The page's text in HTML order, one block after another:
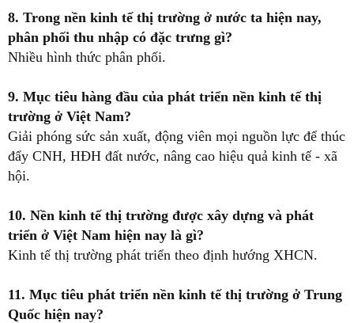
8. Trong nền kinh tế thị trường ở nước ta hiện nay,
phân phối thu nhập có đặc trưng gì?
Nhiều hình thức phân phối.
9. Mục tiêu hàng đầu của phát triển nền kinh tế thị
trường ở Việt Nam?
Giải phóng sức sản xuất, động viên mọi nguồn lực để thúc
đẩy CNH, HĐH đất nước, nâng cao hiệu quả kinh tế - xã
hội.
10. Nền kinh tế thị trường được xây dựng và phát
triển ở Việt Nam hiện nay là gì?
Kinh tế thị trường phát triển theo định hướng XHCN.
11. Mục tiêu phát triển nền kinh tế thị trường ở Trung
Quốc hiện nay?